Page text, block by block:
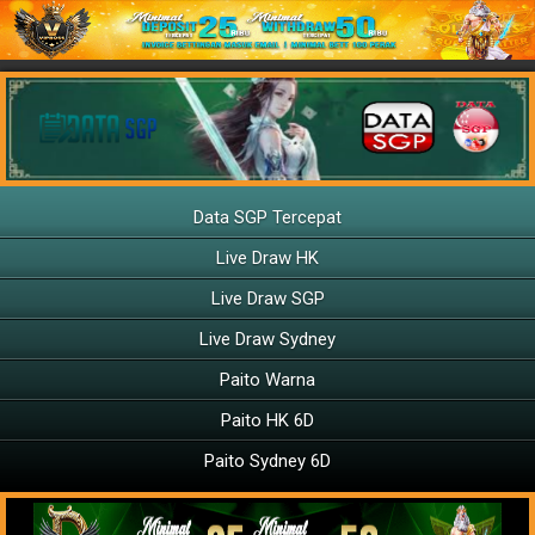
Data SGP Tercepat
Live Draw HK
Live Draw SGP
Live Draw Sydney
Paito Warna
Paito HK 6D
Paito Sydney 6D